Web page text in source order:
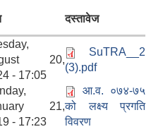
दस्तावेज
20,
- 17:05
SuTRA__2
(3).pdf
21,
- 17:23
आ.व. ०७४-७५
को लक्ष्य प्रगति
विवरण